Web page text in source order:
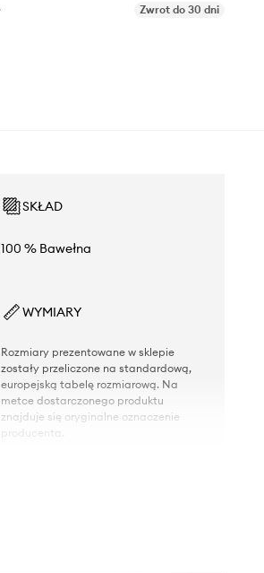
Zwrot do 30 dni
SKŁAD
100 % Bawełna
WYMIARY
Rozmiary prezentowane w sklepie
zostały przeliczone na standardową,
europejską tabelę rozmiarową. Na
metce dostarczonego produktu
znajduje się oryginalne oznaczenie
producenta.